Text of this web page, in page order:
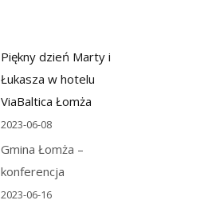
Piękny dzień Marty i
Łukasza w hotelu
ViaBaltica Łomża
2023-06-08
Gmina Łomża –
konferencja
2023-06-16